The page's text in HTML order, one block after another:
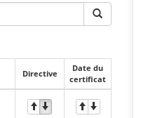
Directive
Date du
certificat